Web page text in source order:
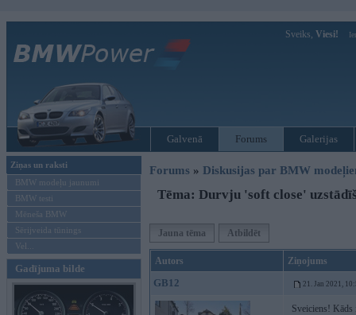
Sveiks, Viesi!
Galvenā Forums Galerijas
Ziņas un raksti
BMW modeļu jaunumi
BMW testi
Mēneša BMW
Sērijveida tūnings
Vel...
Gadījuma bilde
Forums » Diskusijas par BMW
Tēma: Durvju 'soft close'
Jauna tēma Atbildēt
Autors Ziņojums
GB12 21. Jan 2021,
Sveiciens! Kāds